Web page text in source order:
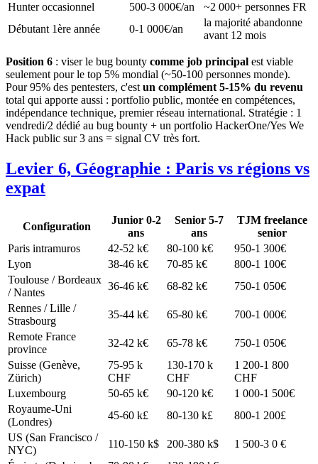
Hunter occasionnel
500-3 000€/an
~2 000+ personnes FR
Débutant 1ère année
0-1 000€/an
la majorité abandonne
avant 12 mois
Position 6 : viser le bug bounty comme job principal est viable
seulement pour le top 5% mondial (~50-100 personnes monde).
Pour 95% des pentesters, c'est un complément 5-15% du revenu
total qui apporte aussi : portfolio public, montée en compétences,
indépendance technique, premier réseau international. Stratégie : 1
vendredi/2 dédié au bug bounty + un portfolio HackerOne/Yes We
Hack public sur 3 ans = signal CV très fort.
Levier 6, Géographie : Paris vs régions vs
expat
Configuration
Junior 0-2
ans
Senior 5-7
ans
TJM freelance
senior
Paris intramuros
42-52 k€ 80-100 k€
950-1 300€
Lyon
38-46 k€ 70-85 k€
800-1 100€
Toulouse / Bordeaux
/ Nantes
36-46 k€ 68-82 k€
750-1 050€
Rennes / Lille /
Strasbourg
35-44 k€ 65-80 k€
700-1 000€
Remote France
province
32-42 k€ 65-78 k€
750-1 050€
Suisse (Genève,
Zürich)
75-95 k
CHF
130-170 k
CHF
1 200-1 800
CHF
Luxembourg
50-65 k€ 90-120 k€
1 000-1 500€
Royaume-Uni
(Londres)
45-60 k£ 80-130 k£
800-1 200£
US (San Francisco /
NYC)
110-150 k$ 200-380 k$
1 500-3 0 €